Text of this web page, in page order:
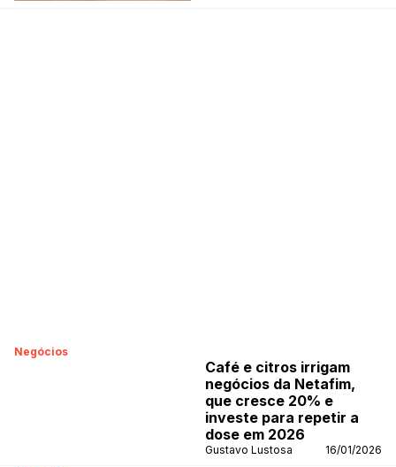
Negócios
Café e citros irrigam
negócios da Netafim,
que cresce 20% e
investe para repetir a
dose em 2026
Gustavo Lustosa
16/01/2026